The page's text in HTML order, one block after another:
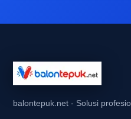
dilanjutkan dengan
tepuk, warna, dan opsi
Setelah itu, Anda
balontepuk.net - Solusi